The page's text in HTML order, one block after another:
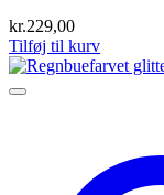
kr.229,00
Tilføj til kurv